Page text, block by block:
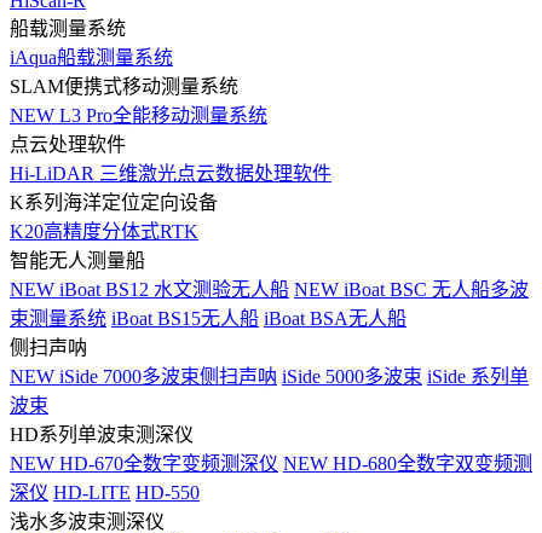
船载测量系统
iAqua船载测量系统
SLAM便携式移动测量系统
NEW L3 Pro全能移动测量系统
点云处理软件
Hi-LiDAR 三维激光点云数据处理软件
K系列海洋定位定向设备
K20高精度分体式RTK
智能无人测量船
NEW iBoat BS12 水文测验无人船 NEW iBoat BSC 无人船多波
束测量系统 iBoat BS15无人船 iBoat BSA无人船
侧扫声呐
NEW iSide 7000多波束侧扫声呐 iSide 5000多波束 iSide 系列单
波束
HD系列单波束测深仪
NEW HD-670全数字变频测深仪 NEW HD-680全数字双变频测
深仪 HD-LITE HD-550
浅水多波束测深仪